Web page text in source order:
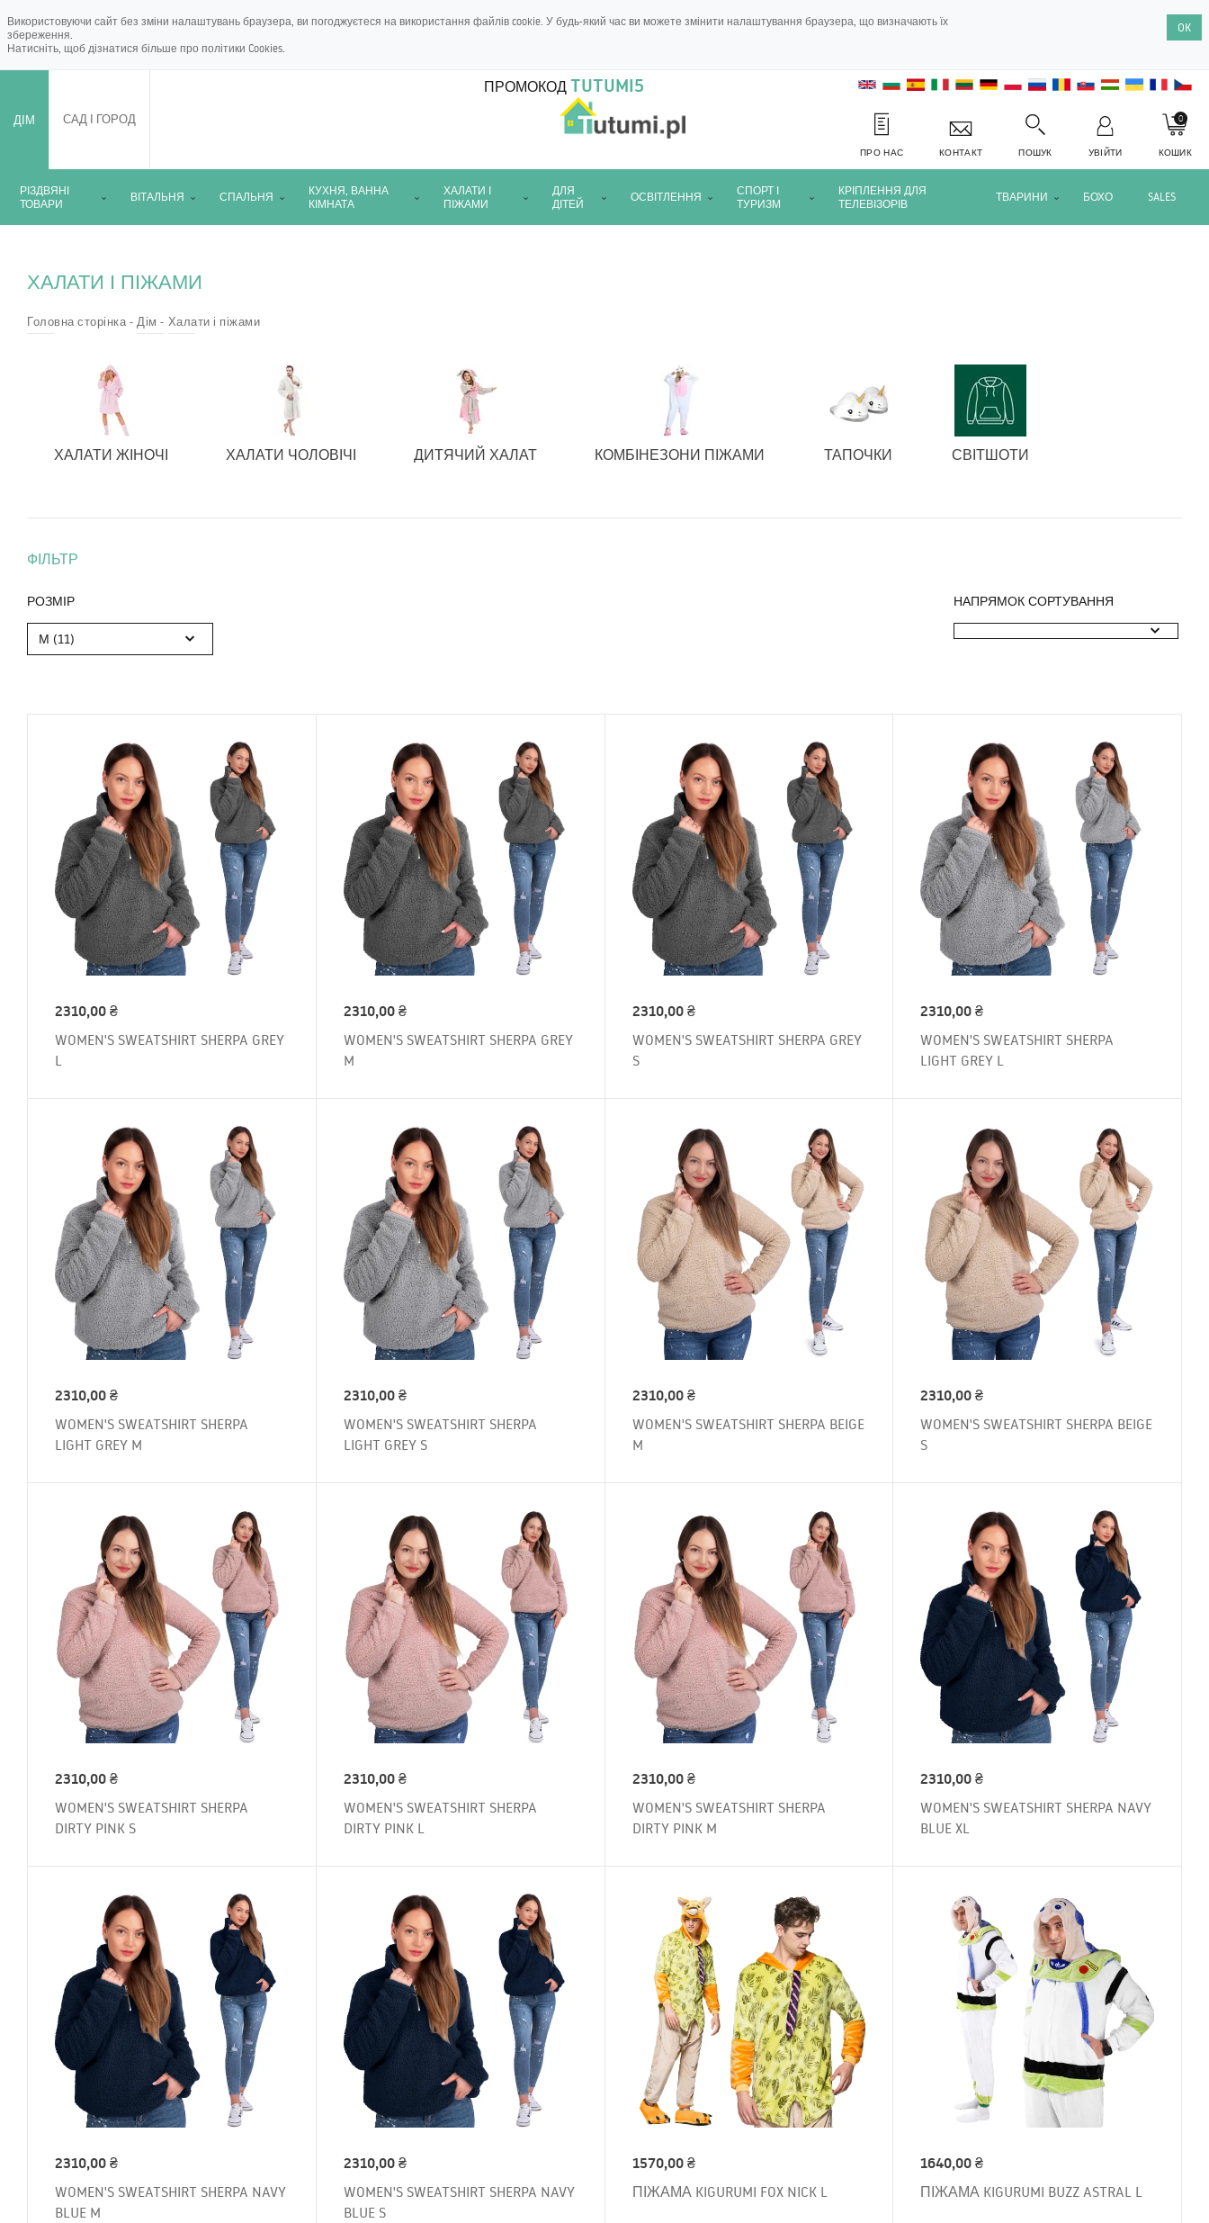
Використовуючи сайт без зміни налаштувань браузера, ви погоджуєтеся на використання файлів cookie. У будь-який час ви можете змінити налаштування браузера, що визначають їх
збереження.
Натисніть, щоб дізнатися більше про політики Cookies.
OK
ДІМ САД І ГОРОД
ПРОМОКОД TUTUMI5
ПРО НАС КОНТАКТ ПОШУК УВІЙТИ КОШИК
0
РІЗДВЯНІ
ТОВАРИ
ВІТАЛЬНЯ СПАЛЬНЯ
КУХНЯ, ВАННА
КІМНАТА
ХАЛАТИ І
ПІЖАМИ
ДЛЯ
ДІТЕЙ
ОСВІТЛЕННЯ
СПОРТ І
ТУРИЗМ
КРІПЛЕННЯ ДЛЯ
ТЕЛЕВІЗОРІВ
ТВАРИНИ БОХО SALES
ХАЛАТИ І ПІЖАМИ
Головна сторінка Дім Халати і піжами
ХАЛАТИ ЖІНОЧІ ХАЛАТИ ЧОЛОВІЧІ ДИТЯЧИЙ ХАЛАТ КОМБІНЕЗОНИ ПІЖАМИ ТАПОЧКИ СВІТШОТИ
ФІЛЬТР
РОЗМІР
М (11)
НАПРЯМОК СОРТУВАННЯ
2310,00₴
WOMEN'S SWEATSHIRT SHERPA GREY
L
2310,00₴
WOMEN'S SWEATSHIRT SHERPA GREY
M
2310,00₴
WOMEN'S SWEATSHIRT SHERPA GREY
S
2310,00₴
WOMEN'S SWEATSHIRT SHERPA
LIGHT GREY L
2310,00₴
WOMEN'S SWEATSHIRT SHERPA
LIGHT GREY M
2310,00₴
WOMEN'S SWEATSHIRT SHERPA
LIGHT GREY S
2310,00₴
WOMEN'S SWEATSHIRT SHERPA BEIGE
M
2310,00₴
WOMEN'S SWEATSHIRT SHERPA BEIGE
S
2310,00₴
WOMEN'S SWEATSHIRT SHERPA
DIRTY PINK S
2310,00₴
WOMEN'S SWEATSHIRT SHERPA
DIRTY PINK L
2310,00₴
WOMEN'S SWEATSHIRT SHERPA
DIRTY PINK M
2310,00₴
WOMEN'S SWEATSHIRT SHERPA NAVY
BLUE XL
2310,00₴
WOMEN'S SWEATSHIRT SHERPA NAVY
BLUE M
2310,00₴
WOMEN'S SWEATSHIRT SHERPA NAVY
BLUE S
1570,00₴
ПІЖАМА KIGURUMI FOX NICK L
1640,00₴
ПІЖАМА KIGURUMI BUZZ ASTRAL L